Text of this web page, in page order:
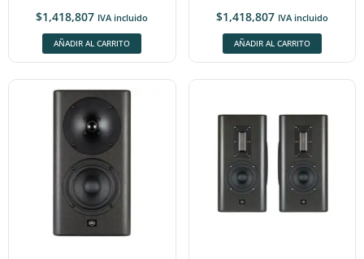
$1,418,807 IVA incluido
AÑADIR AL CARRITO
$1,418,807 IVA incluido
AÑADIR AL CARRITO